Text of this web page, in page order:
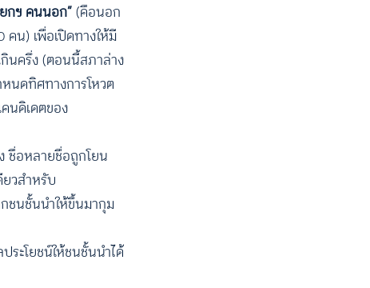
กฯ คนนอก”(คือนอก
น) เพื่อเปิดทางให้มี
กินครึ่ง (ตอนนี้สภาล่าง
นดทิศทางการโหวต
นดิเดตของ
ชื่อหลายชื่อถูกโยน
วสำหรับ
ชนชั้นนำให้ขึ้นมากุม
ะโยชน์ให้ชนชั้นนำได้